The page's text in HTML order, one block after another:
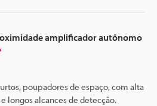
amplificador autônomo
poupadores de espaço, com alta
longos alcances de detecção.